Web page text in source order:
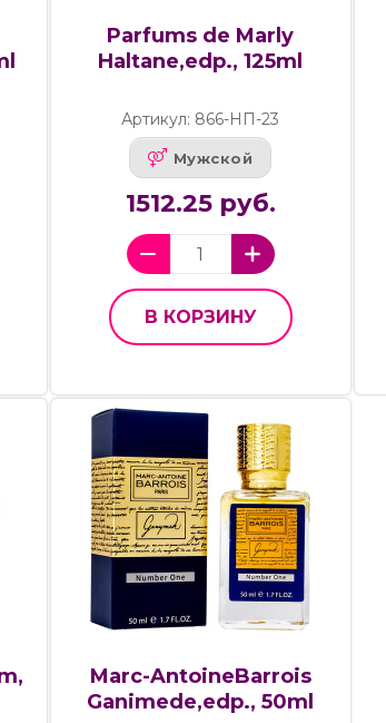
Parfums de Marly
Haltane,edp., 125ml
Артикул: 866-НП-23
Мужской
1512.25 руб.
В КОРЗИНУ
Marc-AntoineBarrois
Ganimede,edp., 50ml